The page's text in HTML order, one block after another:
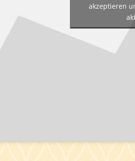
akzeptieren